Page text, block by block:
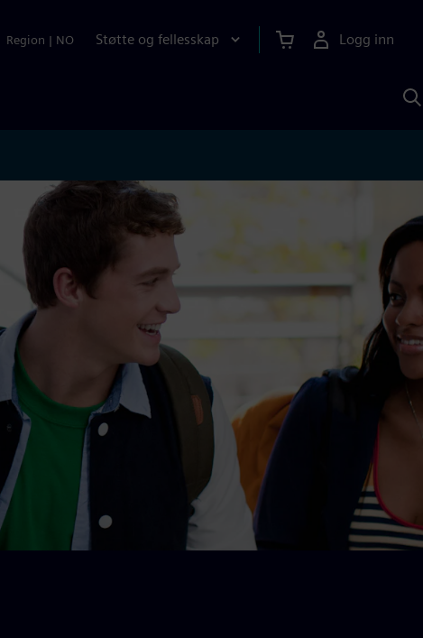
Region | NO Støtte og fellesskap Logg inn